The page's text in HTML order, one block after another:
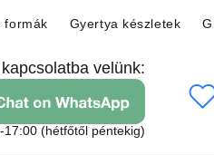
formák Gyertya készletek
velünk:
17:00 (hétfőtől péntekig)